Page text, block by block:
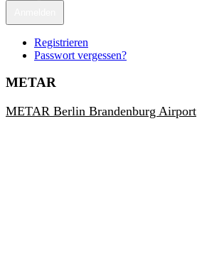
Registrieren
Passwort vergessen?
METAR
METAR Berlin Brandenburg Airport